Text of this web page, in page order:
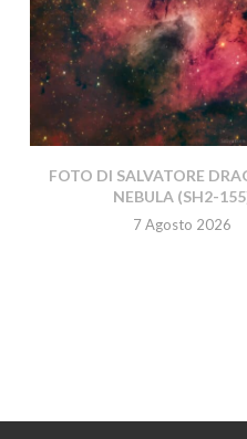
FOTO DI SALVATORE
NEBULA (SH2-
7 Agosto 2026